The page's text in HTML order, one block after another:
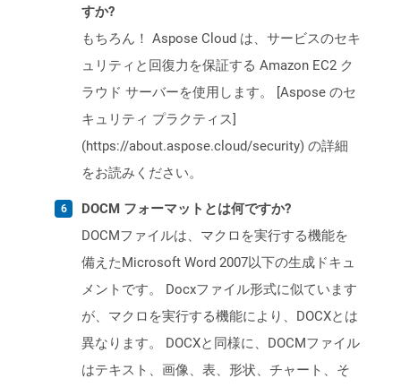
すか?
もちろん！ Aspose Cloud は、サービスのセキ
ュリティと回復力を保証する Amazon EC2 ク
ラウド サーバーを使用します。 [Aspose のセ
キュリティ プラクティス]
(https://about.aspose.cloud/security) の詳細
をお読みください。
DOCM フォーマットとは何ですか?
DOCMファイルは、マクロを実行する機能を
備えたMicrosoft Word 2007以下の生成ドキュ
メントです。 Docxファイル形式に似ています
が、マクロを実行する機能により、DOCXとは
異なります。 DOCXと同様に、DOCMファイル
はテキスト、画像、表、形状、チャート、そ